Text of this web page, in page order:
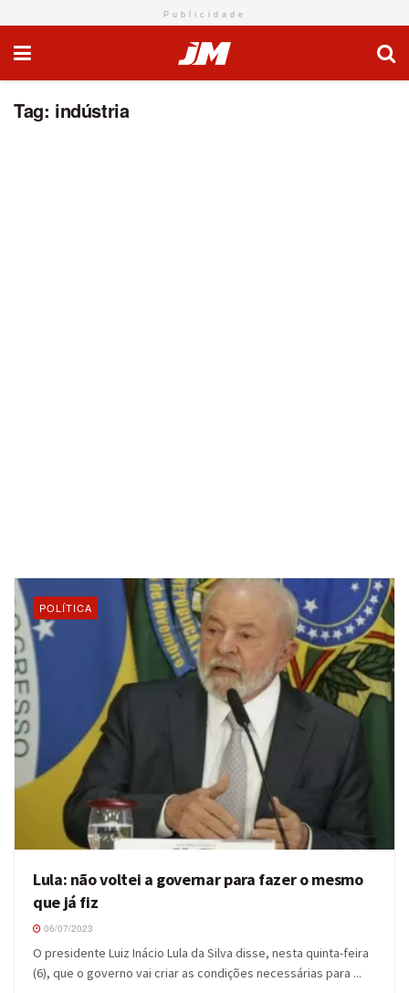
Publicidade
Tag: indústria
POLÍTICA
Lula: não voltei a governar para fazer o mesmo
que já fiz
06/07/2023
O presidente Luiz Inácio Lula da Silva disse, nesta quinta-feira
(6), que o governo vai criar as condições necessárias para ...